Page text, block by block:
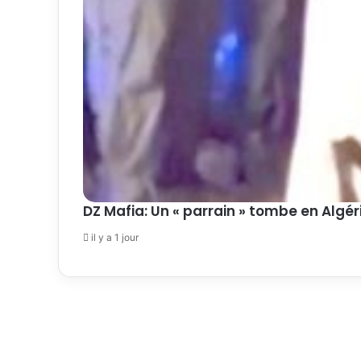
DZ Mafia: Un « parrain » tombe en
il y a 1 jour